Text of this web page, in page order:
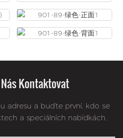
Kontaktovat
adresu a buďte první, kdo se
a speciálních nabídkách.